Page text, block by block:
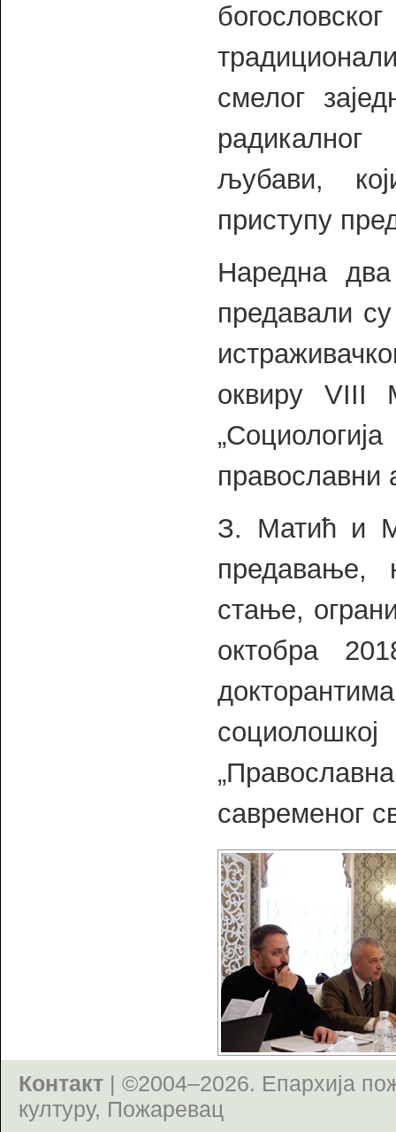
смелог
радикалног
љубави,
приступу
Наредна
предавали
оквиру VIII
православни
З. Матић и
предавање,
стање,
октобра
савременог
Контакт | ©2004–2026. Епархија
културу, Пожаревац